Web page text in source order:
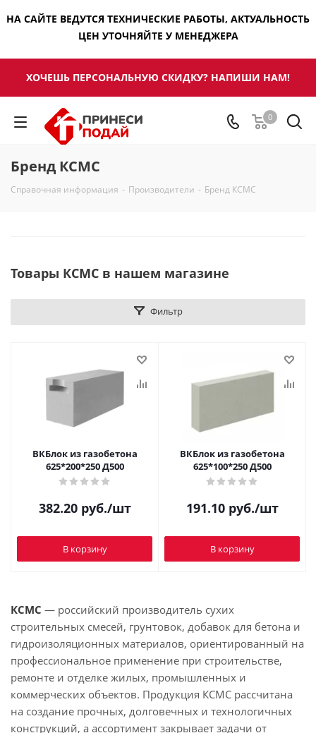
НА САЙТЕ ВЕДУТСЯ ТЕХНИЧЕСКИЕ РАБОТЫ, АКТУАЛЬНОСТЬ
ЦЕН УТОЧНЯЙТЕ У МЕНЕДЖЕРА
ХОЧЕШЬ ПЕРСОНАЛЬНУЮ СКИДКУ? НАПИШИ НАМ!
0
Бренд КСМС
Справочная информация - Производители - Бренд КСМС
Товары КСМС в нашем магазине
Фильтр
ВКБлок из газобетона
625*200*250 Д500
382.20руб./шт
В корзину
ВКБлок из газобетона
625*100*250 Д500
191.10руб./шт
В корзину
КСМС — российский производитель сухих
строительных смесей, грунтовок, добавок для бетона и
гидроизоляционных материалов, ориентированный на
профессиональное применение при строительстве,
ремонте и отделке жилых, промышленных и
коммерческих объектов. Продукция КСМС рассчитана
на создание прочных, долговечных и технологичных
конструкций, а ассортимент закрывает задачи от